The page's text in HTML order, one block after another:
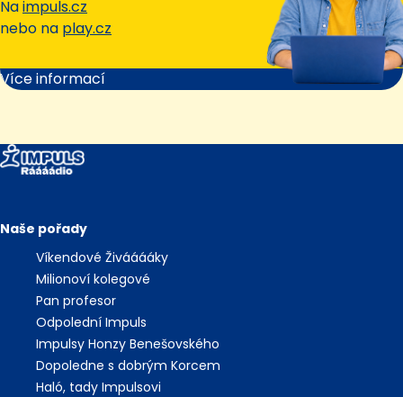
Naimpuls.cz
nebo na play.cz
Více informací
Naše pořady
Víkendové Živááááky
Milionoví kolegové
Pan profesor
Odpolední Impuls
Impulsy Honzy Benešovského
Dopoledne s dobrým Korcem
Haló, tady Impulsovi